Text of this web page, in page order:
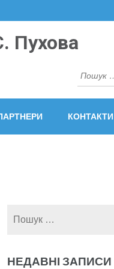
Пухова
Пошук:
КОНТАКТИ
НЕДАВНІ ЗАПИСИ